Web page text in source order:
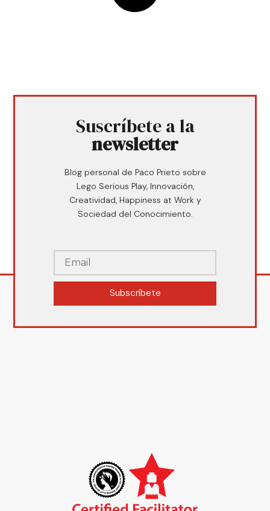
Suscríbete a la
newsletter
Blog personal de Paco Prieto sobre
Lego Serious Play, Innovación,
Creatividad, Happiness at Work y
Sociedad del Conocimiento.
Subscríbete